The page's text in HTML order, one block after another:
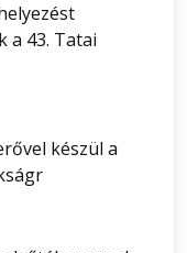
a 43. Tatai
készül a